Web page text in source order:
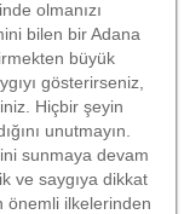
olmanızı
bilen bir Adana
büyük
gösterirseniz,
Hiçbir şeyin
unutmayın.
sunmaya devam
ve saygıya dikkat
önemli ilkelerinden